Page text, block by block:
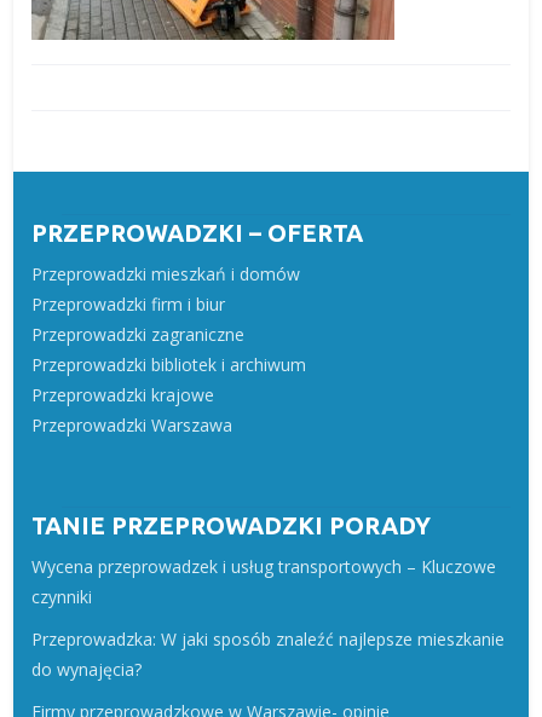
PRZEPROWADZKI – OFERTA
Przeprowadzki mieszkań i domów
Przeprowadzki firm i biur
Przeprowadzki zagraniczne
Przeprowadzki bibliotek i archiwum
Przeprowadzki krajowe
Przeprowadzki Warszawa
TANIE PRZEPROWADZKI PORADY
Wycena przeprowadzek i usług transportowych – Kluczowe
czynniki
Przeprowadzka: W jaki sposób znaleźć najlepsze mieszkanie
do wynajęcia?
Firmy przeprowadzkowe w Warszawie- opinie